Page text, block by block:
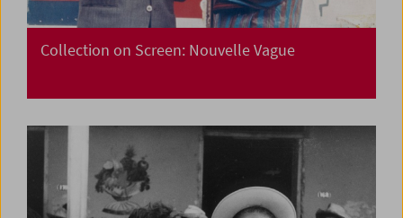
Collection on Screen: Nouvelle Vague